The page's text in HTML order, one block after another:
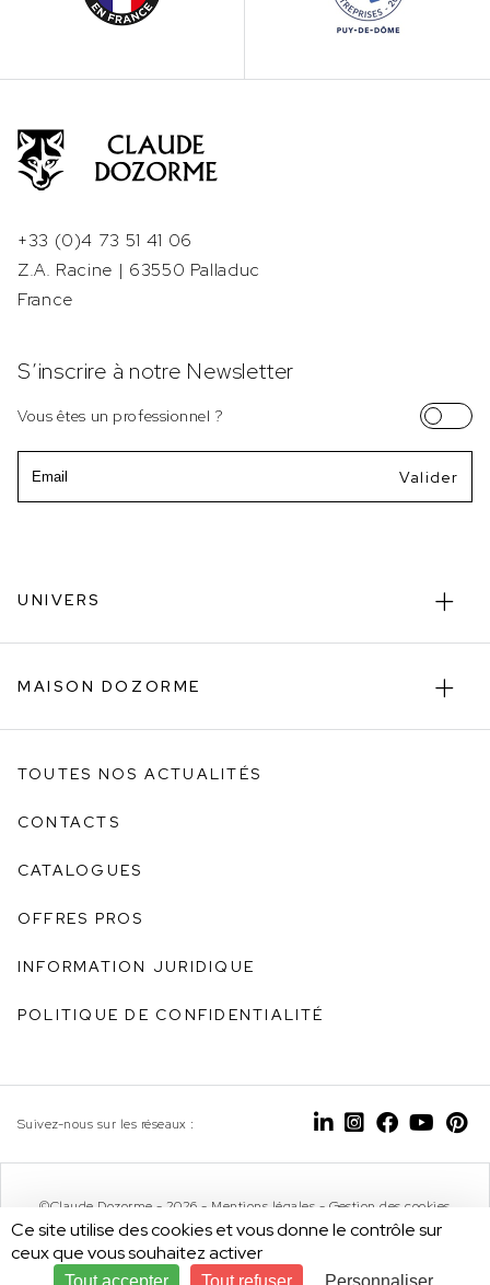
+33 (0)4 73 51 41 06
Z.A. Racine | 63550 Palladuc
France
S’inscrire à notre Newsletter
Vous êtes un professionnel ?
UNIVERS
MAISON DOZORME
TOUTES NOS ACTUALITÉS
CONTACTS
CATALOGUES
OFFRES PROS
INFORMATION JURIDIQUE
POLITIQUE DE CONFIDENTIALITÉ
Suivez-nous sur les réseaux :
©Claude Dozorme - 2026 - Mentions légales - Gestion des cookies
Ce site utilise des cookies et vous donne le contrôle sur
ceux que vous souhaitez activer
Tout accepter Tout refuser Personnaliser